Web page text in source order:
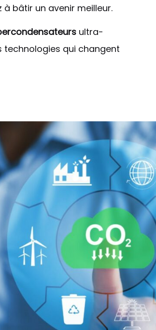
bâtir un avenir meilleur.
ultra-
technologies qui changent